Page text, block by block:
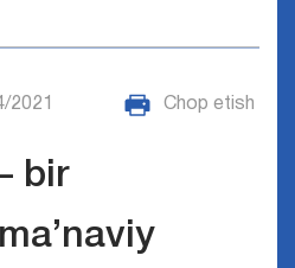
2021 Chop etish
bir